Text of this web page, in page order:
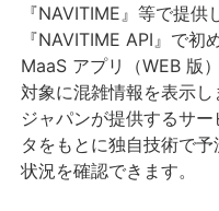
『NAVITIME』等で提
『NAVITIME API』で初
MaaS アプリ（WEB 版
対象に混雑情報を表示
ジャパンが提供するサ
タをもとに独自技術で
状況を確認できます。